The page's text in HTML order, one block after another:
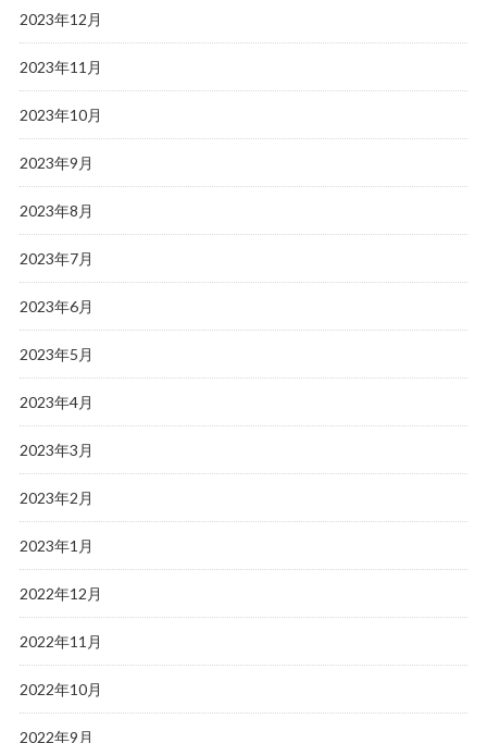
2023年12月
2023年11月
2023年10月
2023年9月
2023年8月
2023年7月
2023年6月
2023年5月
2023年4月
2023年3月
2023年2月
2023年1月
2022年12月
2022年11月
2022年10月
2022年9月